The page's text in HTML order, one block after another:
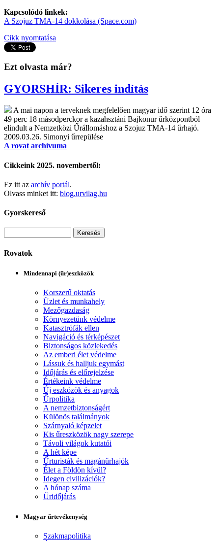
Kapcsolódó linkek:
A Szojuz TMA-14 dokkolása (Space.com)
Cikk nyomtatása
Ezt olvasta már?
GYORSHÍR: Sikeres indítás
A mai napon a terveknek megfelelően magyar idő szerint 12 óra
49 perc 18 másodperckor a kazahsztáni Bajkonur űrközpontból
elindult a Nemzetközi Űrállomáshoz a Szojuz TMA-14 űrhajó.
2009.03.26. Simonyi űrrepülése
A rovat archívuma
Cikkeink 2025. novembertől:
Ez itt az archív portál.
Olvass minket itt: blog.urvilag.hu
Gyorskereső
Rovatok
Mindennapi (űr)eszközök
Korszerű oktatás
Üzlet és munkahely
Mezőgazdaság
Környezetünk védelme
Katasztrófák ellen
Navigáció és térképészet
Biztonságos közlekedés
Az emberi élet védelme
Lássuk és halljuk egymást
Időjárás és előrejelzése
Értékeink védelme
Új eszközök és anyagok
Űrpolitika
A nemzetbiztonságért
Különös találmányok
Szárnyaló képzelet
Kis űreszközök nagy szerepe
Távoli világok kutatói
A hét képe
Űrturisták és magánűrhajók
Élet a Földön kívül?
Idegen civilizációk?
A hónap száma
Űridőjárás
Magyar űrtevékenység
Szakmapolitika